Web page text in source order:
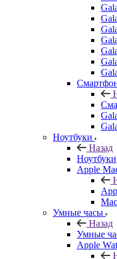
Ноутбуки
Назад
Ноутбуки
Apple
Умные часы
Назад
Умные
Apple